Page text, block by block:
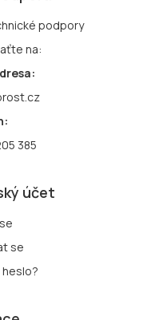
podpory
na:
385
účet
se